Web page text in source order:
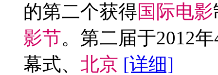
的第二个获得国 际电影
影节。第二届于2012
幕式、 北京 [详细]